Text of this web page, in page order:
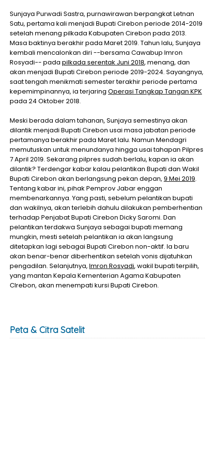
Sunjaya Purwadi Sastra, purnawirawan berpangkat Letnan
Satu, pertama kali menjadi Bupati Cirebon periode 2014-2019
setelah menang pilkada Kabupaten Cirebon pada 2013.
Masa baktinya berakhir pada Maret 2019. Tahun lalu, Sunjaya
kembali mencalonkan diri --bersama Cawabup Imron
Rosyadi-- pada pilkada serentak Juni 2018, menang, dan
akan menjadi Bupati Cirebon periode 2019-2024. Sayangnya,
saat tengah menikmati semester terakhir periode pertama
kepemimpinannya, ia terjaring Operasi Tangkap Tangan KPK
pada 24 Oktober 2018.
Meski berada dalam tahanan, Sunjaya semestinya akan
dilantik menjadi Bupati Cirebon usai masa jabatan periode
pertamanya berakhir pada Maret lalu. Namun Mendagri
memutuskan untuk menundanya hingga usai tahapan Pilpres
7 April 2019. Sekarang pilpres sudah berlalu, kapan ia akan
dilantik? Terdengar kabar kalau pelantikan Bupati dan Wakil
Bupati Cirebon akan berlangsung pekan depan, 9 Mei 2019.
Tentang kabar ini, pihak Pemprov Jabar enggan
membenarkannya. Yang pasti, sebelum pelantikan bupati
dan wakilnya, akan terlebih dahulu dilakukan pemberhentian
terhadap Penjabat Bupati Cirebon Dicky Saromi. Dan
pelantikan terdakwa Sunjaya sebagai bupati memang
mungkin, mesti setelah pelantikan ia akan langsung
ditetapkan lagi sebagai Bupati Cirebon non-aktif. Ia baru
akan benar-benar diberhentikan setelah vonis dijatuhkan
pengadilan. Selanjutnya, Imron Rosyadi, wakil bupati terpilih,
yang mantan Kepala Kementerian Agama Kabupaten
CIrebon, akan menempati kursi Bupati Cirebon.
Peta & Citra Satelit